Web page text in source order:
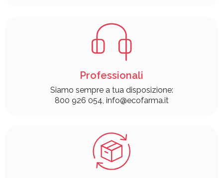
Professionali
Siamo sempre a tua disposizione:
800 926 054, info@ecofarma.it